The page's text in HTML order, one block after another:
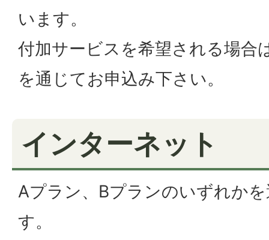
います。
付加サービスを希望される場合
を通じてお申込み下さい。
インターネット
Aプラン、Bプランのいずれか
す。